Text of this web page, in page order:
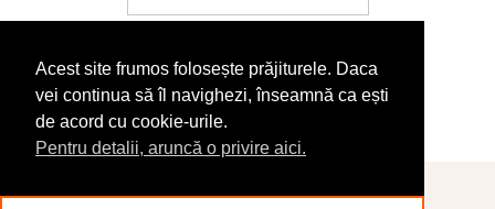
© 2025 În Sandale
Acest site frumos folosește prăjiturele. Daca
vei continua să îl navighezi, înseamnă ca ești
de acord cu cookie-urile.
Pentru detalii, aruncă o privire aici.